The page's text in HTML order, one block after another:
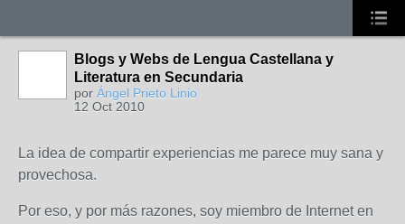
Blogs y Webs de Lengua Castellana y
Literatura en Secundaria
por Ángel Prieto Linio
12 Oct 2010
La idea de compartir experiencias me parece muy sana y
provechosa.
Por eso, y por más razones, soy miembro de Internet en